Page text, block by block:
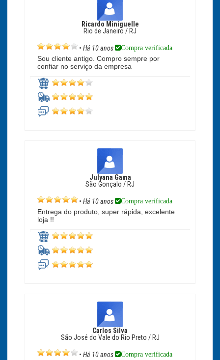
Ricardo Miniguelle
Rio de Janeiro / RJ
• Há 10 anos Compra verificada
Sou cliente antigo. Compro sempre por
confiar no serviço da empresa
Julyana Gama
São Gonçalo / RJ
• Há 10 anos Compra verificada
Entrega do produto, super rápida, excelente
loja !!
Carlos Silva
São José do Vale do Rio Preto / RJ
• Há 10 anos Compra verificada